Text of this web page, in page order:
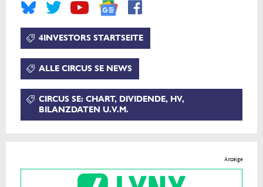
4INVESTORS STARTSEITE
ALLE CIRCUS SE NEWS
CIRCUS SE: CHART, DIVIDENDE, HV,
BILANZDATEN U.V.M.
Anzeige